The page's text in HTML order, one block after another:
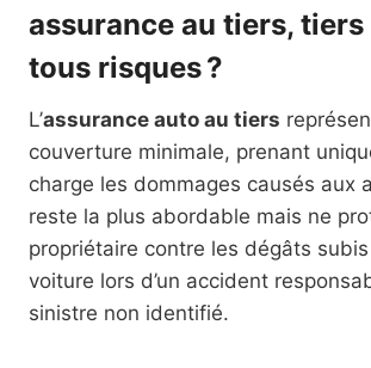
assurance au tiers,
tous risques ?
L’assurance auto au tiers
couverture minimale, prenant
charge les dommages causés aux
reste la plus abordable mais ne
propriétaire contre les dégâts
voiture lors d’un accident
sinistre non identifié.